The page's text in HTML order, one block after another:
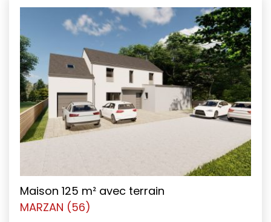
Maison 125 m² avec terrain
MARZAN (56)